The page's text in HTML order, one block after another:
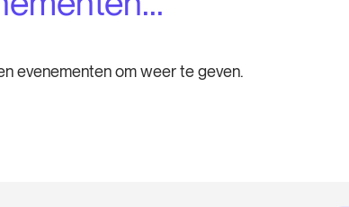
evenementen om weer te geven.